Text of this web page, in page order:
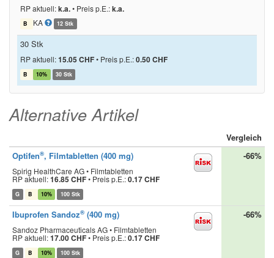
RP aktuell:k.a.• Preis p.E.:k.a.
B KA 12 Stk
30 Stk
RP aktuell:15.05 CHF• Preis p.E.:0.50 CHF
B 10% 30 Stk
Alternative Artikel
Vergleich
Optifen®, Filmtabletten (400 mg)
Spirig HealthCare AG • Filmtabletten
RP aktuell:16.85 CHF• Preis p.E.:0.17 CHF
G B 10% 100 Stk
-66%
Ibuprofen Sandoz® (400 mg)
Sandoz Pharmaceuticals AG • Filmtabletten
RP aktuell:17.00 CHF• Preis p.E.:0.17 CHF
G B 10% 100 Stk
-66%